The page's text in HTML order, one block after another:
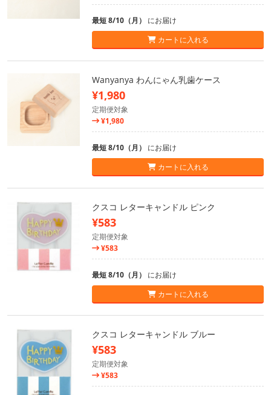
最短 8/10（月） にお届け
カートに入れる
Wanyanya わんにゃん乳歯ケース
¥1,980
定期便対象
¥1,980
最短 8/10（月） にお届け
カートに入れる
クスコ レターキャンドル ピンク
¥583
定期便対象
¥583
最短 8/10（月） にお届け
カートに入れる
クスコ レターキャンドル ブルー
¥583
定期便対象
¥583